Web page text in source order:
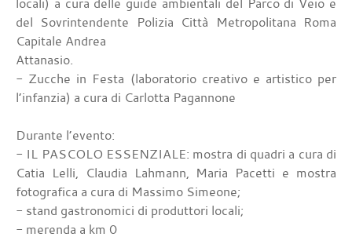
locali) a cura delle guide ambientali del Parco di Veio e
del Sovrintendente Polizia Città Metropolitana Roma
Capitale Andrea
Attanasio.
- Zucche in Festa (laboratorio creativo e artistico per
l’infanzia) a cura di Carlotta Pagannone
Durante l’evento:
- IL PASCOLO ESSENZIALE: mostra di quadri a cura di
Catia Lelli, Claudia Lahmann, Maria Pacetti e mostra
fotografica a cura di Massimo Simeone;
- stand gastronomici di produttori locali;
- merenda a km 0